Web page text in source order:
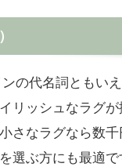
の代名詞ともいえ
リッシュなラグが
さなラグなら数
選ぶ方にも最適